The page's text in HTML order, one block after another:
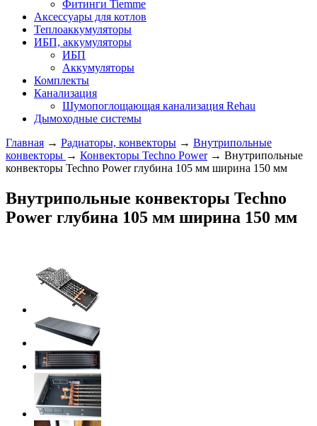
Фитинги Tiemme
Аксессуары для котлов
Теплоаккумуляторы
ИБП, аккумуляторы
ИБП
Аккумуляторы
Комплекты
Канализация
Шумопоглощающая канализация Rehau
Дымоходные системы
Главная → Радиаторы, конвекторы → Внутрипольные
конвекторы → Конвекторы Techno Power→ Внутрипольные
конвекторы Techno Power глубина 105 мм ширина 150 мм
Внутрипольные конвекторы Techno
Power глубина 105 мм ширина 150 мм